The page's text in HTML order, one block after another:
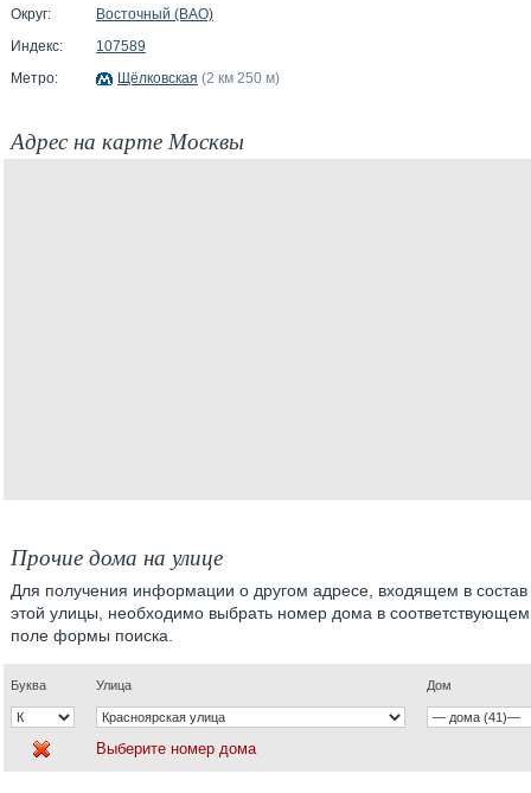
Округ:
Восточный (ВАО)
Индекс:
107589
Метро:
Щёлковская (2 км 250 м)
Адрес на карте Москвы
Прочие дома на улице
Для получения информации о другом адресе, входящем в состав
этой улицы, необходимо выбрать номер дома в соответствующем
поле формы поиска.
Буква Улица Дом
Выберите номер дома